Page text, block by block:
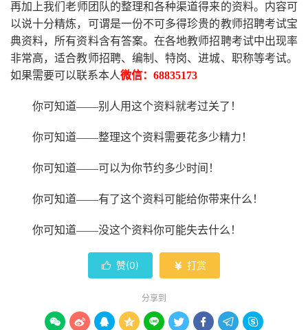
再加上我们老师 团队的整理和各种渠道得来的资料。内容可
以说十分精炼，可谓是一份不可多得珍贵的教师招聘考试宝
典资料，所有资料含有答案。在各地教师招聘考试中出现率
非常高，适合教师招聘、编制、特岗、进城、职称等考试。
如果需要可以联系本人微信： 68835173
你可知道——别人用这个资料就考过关了！
你可知道——整理这个资料需要花多少精力 ！
你可知道——可以为你节约多少时间！
你可知道——有了这个资料可能给你带来什么！
你可知道——没这个资料你可能失去什么 ！
 赞(0)  打赏
分享到
        